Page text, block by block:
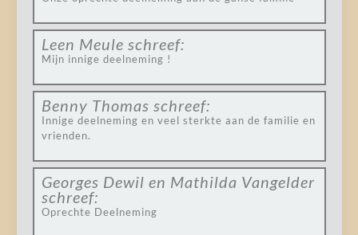
Leen Meule schreef:
Mijn innige deelneming !
Benny Thomas schreef:
Innige deelneming en veel sterkte aan de familie en
vrienden.
Georges Dewil en Mathilda Vangelder
schreef:
Oprechte Deelneming